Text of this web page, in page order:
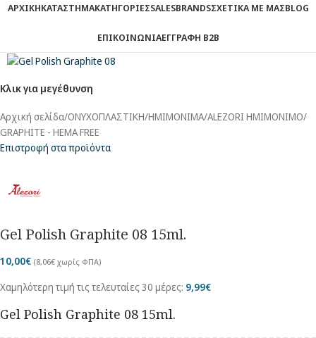
ΑΡΧΙΚΗΚΑΤΑΣΤΗΜΑΚΑΤΗΓΟΡΙΕΣSALESBRANDSΣΧΕΤΙΚΑ ΜΕ ΜΑΣBLOG
ΕΠΙΚΟΙΝΩΝΙΑΕΓΓΡΑΦΗ Β2Β
Κλικ για μεγέθυνση
Αρχική σελίδα/ΟΝΥΧΟΠΛΑΣΤΙΚΗ/ΗΜΙΜΟΝΙΜΑ/ALEZORI ΗΜΙΜΟΝΙΜΟ/
GRAPHITE - HEMA FREE
Επιστροφή στα προϊόντα
Gel Polish Graphite 08 15ml.
10,00€ (8,06€ χωρίς ΦΠΑ)
Χαμηλότερη τιμή τις τελευταίες 30 μέρες: 9,99€
Gel Polish Graphite 08 15ml.